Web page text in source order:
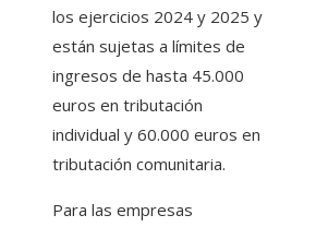
los ejercicios 2024 y 2025 y
están sujetas a límites de
ingresos de hasta 45.000
euros en tributación
individual y 60.000 euros en
tributación comunitaria.
Para las empresas